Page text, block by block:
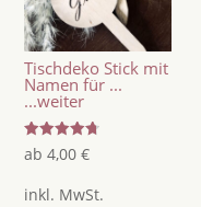
Tischdeko Stick mit
Namen für ...
...weiter
Bewertet
mit
von 5
ab4,00€
inkl. MwSt.